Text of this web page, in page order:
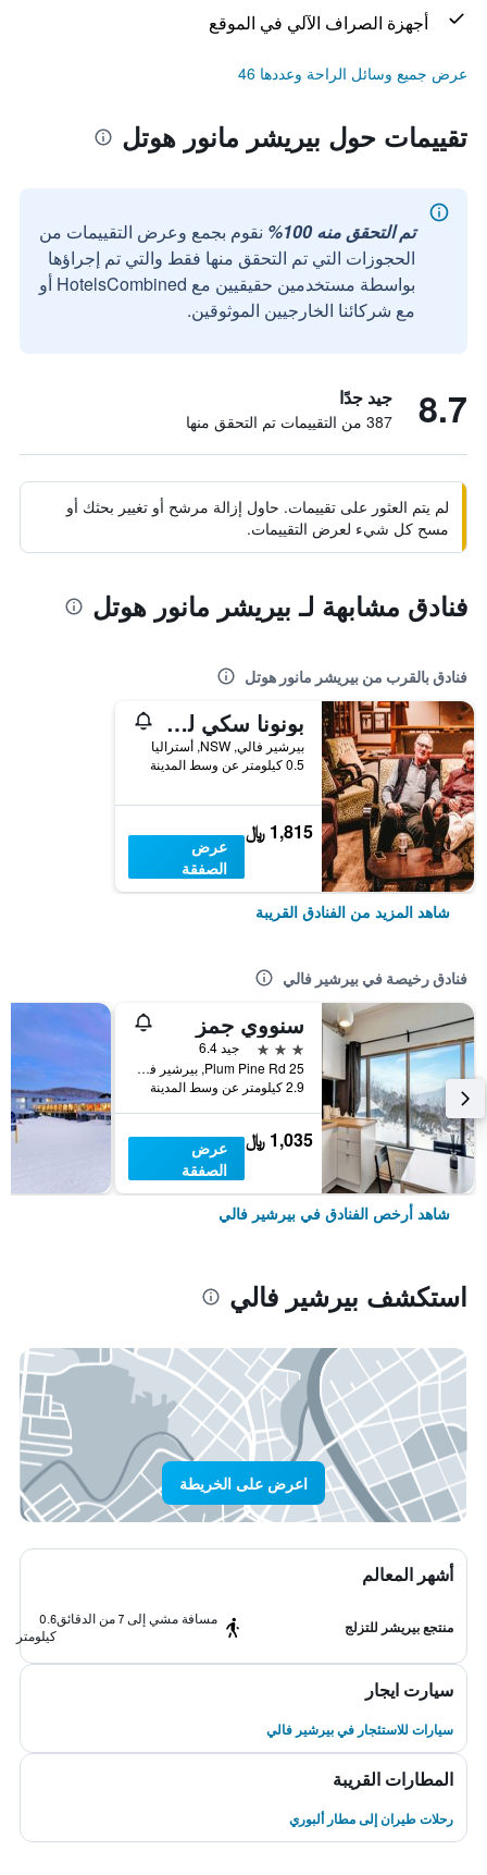
أجهزة الصراف الآلي في الموقع
عرض جميع وسائل الراحة وعددها 46
تقييمات حول بيريشر مانور هوتل
تم التحقق منه 100%
نقوم بجمع وعرض التقييمات من
الحجوزات التي تم التحقق منها فقط والتي تم إجراؤها
بواسطة مستخدمين حقيقيين مع HotelsCombined أو
مع شركائنا الخارجيين الموثوقين.
8.7 جيد جدًا
387 من التقييمات تم التحقق منها
لم يتم العثور على تقييمات. حاول إزالة مرشح أو تغيير بحثك أو
مسح كل شيء لعرض التقييمات.
فنادق مشابهة لـ بيريشر مانور هوتل
فنادق بالقرب من بيريشر مانور هوتل
بونونا سكي لودج
بيرشير فالي, NSW, أستراليا
0.5 كيلومتر عن وسط المدينة
1,815 ﷼
عرض
الصفقة
شاهد المزيد من الفنادق القريبة
فنادق رخيصة في بيرشير فالي
سنووي جمز
3 نجوم
جيد 6.4
25 Plum Pine Rd, بيرشير فالي, NSW, أستراليا
2.9 كيلومتر عن وسط المدينة
1,035 ﷼
عرض
الصفقة
شاهد أرخص الفنادق في بيرشير فالي
استكشف بيرشير فالي
اعرض على الخريطة
أشهر المعالم
منتجع بيريشر للتزلج
مسافة مشي إلى 7 من الدقائق
0.6
كيلومتر
سيارت ايجار
سيارات للاستئجار في بيرشير فالي
المطارات القريبة
رحلات طيران إلى مطار ألبوري